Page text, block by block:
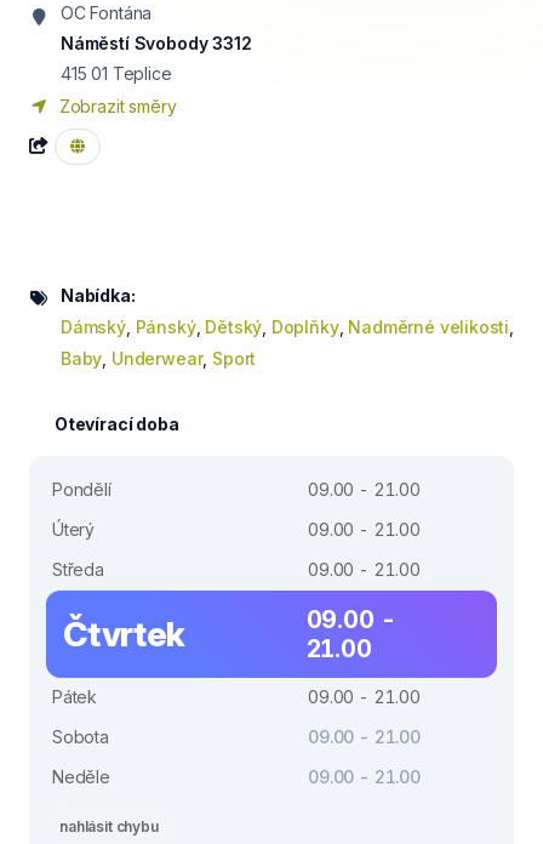
OC Fontána
Náměstí Svobody 3312
415 01 Teplice
Zobrazit směry
Nabídka:
Dámský, Pánský, Dětský Doplňky, Nadměrné velikosti
Baby Underwear, Sport
Otevírací doba
Pondělí
09.00 - 21.00
Úterý
09.00 - 21.00
Středa
09.00 - 21.00
Čtvrtek
09.00 -
21.00
Pátek
09.00 - 21.00
Sobota
09.00 - 21.00
Neděle
09.00 - 21.00
nahlásit chybu